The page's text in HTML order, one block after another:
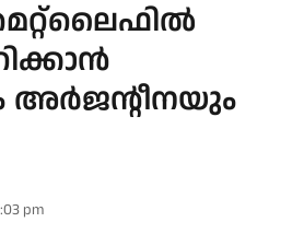
അർജന്റീനയും
pm